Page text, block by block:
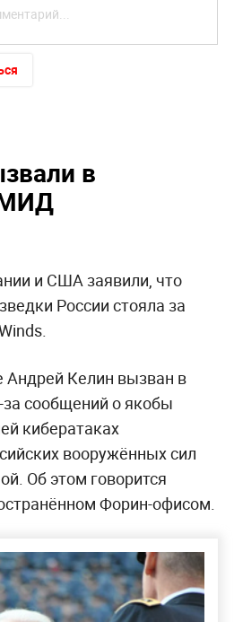
в
МИД
и США заявили, что
России стояла за
Келин вызван в
сообщений о якобы
кибератаках
вооружённых сил
Об этом говорится
Форин-офисом.